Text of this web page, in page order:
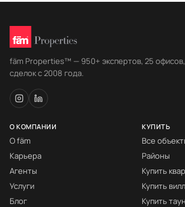
fäm Properties™ — 950+ экспертов, 25 офисов,
сделок с 2008 года.
О КОМПАНИИ
О fäm
Карьера
Агенты
Услуги
Блог
КУПИТЬ
Все
Районы
Купить
Купить
Купить